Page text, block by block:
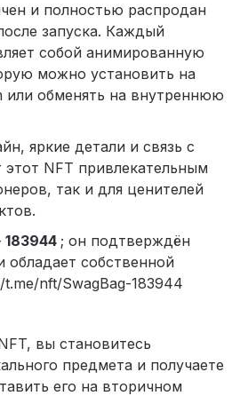
и полностью распродан
запуска. Каждый
собой анимированную
можно установить на
или обменять на внутреннюю
яркие детали и связь с
этот NFT привлекательным
так и для ценителей
183944 ; он подтверждён
обладает собственной
nft/SwagBag-183944
вы становитесь
предмета и получаете
его на вторичном